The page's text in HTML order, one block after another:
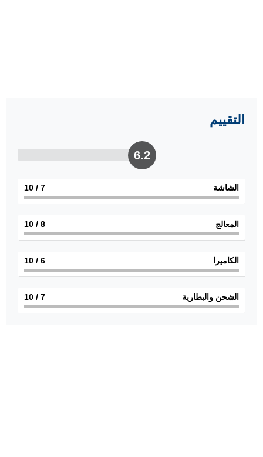
التقييم
6.2
الشاشة 7
/ 10
المعالج 8
/ 10
الكاميرا 6
/ 10
الشحن والبطارية 7
/ 10